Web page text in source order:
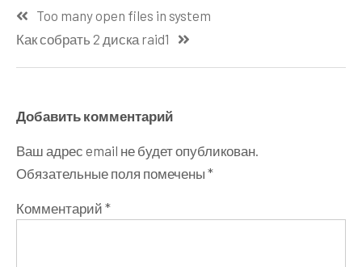
Too many open files in system
Как собрать 2 диска raid1
Добавить комментарий
Ваш адрес email не будет опубликован.
Обязательные поля помечены *
Комментарий *